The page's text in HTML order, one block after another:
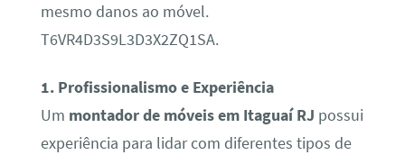
mesmo danos ao móvel.
T6VR4D3S9L3D3X2ZQ1SA.
1. Profissionalismo e Experiência
Um montador de móveis em Itaguaí RJ possui
experiência para lidar com diferentes tipos de